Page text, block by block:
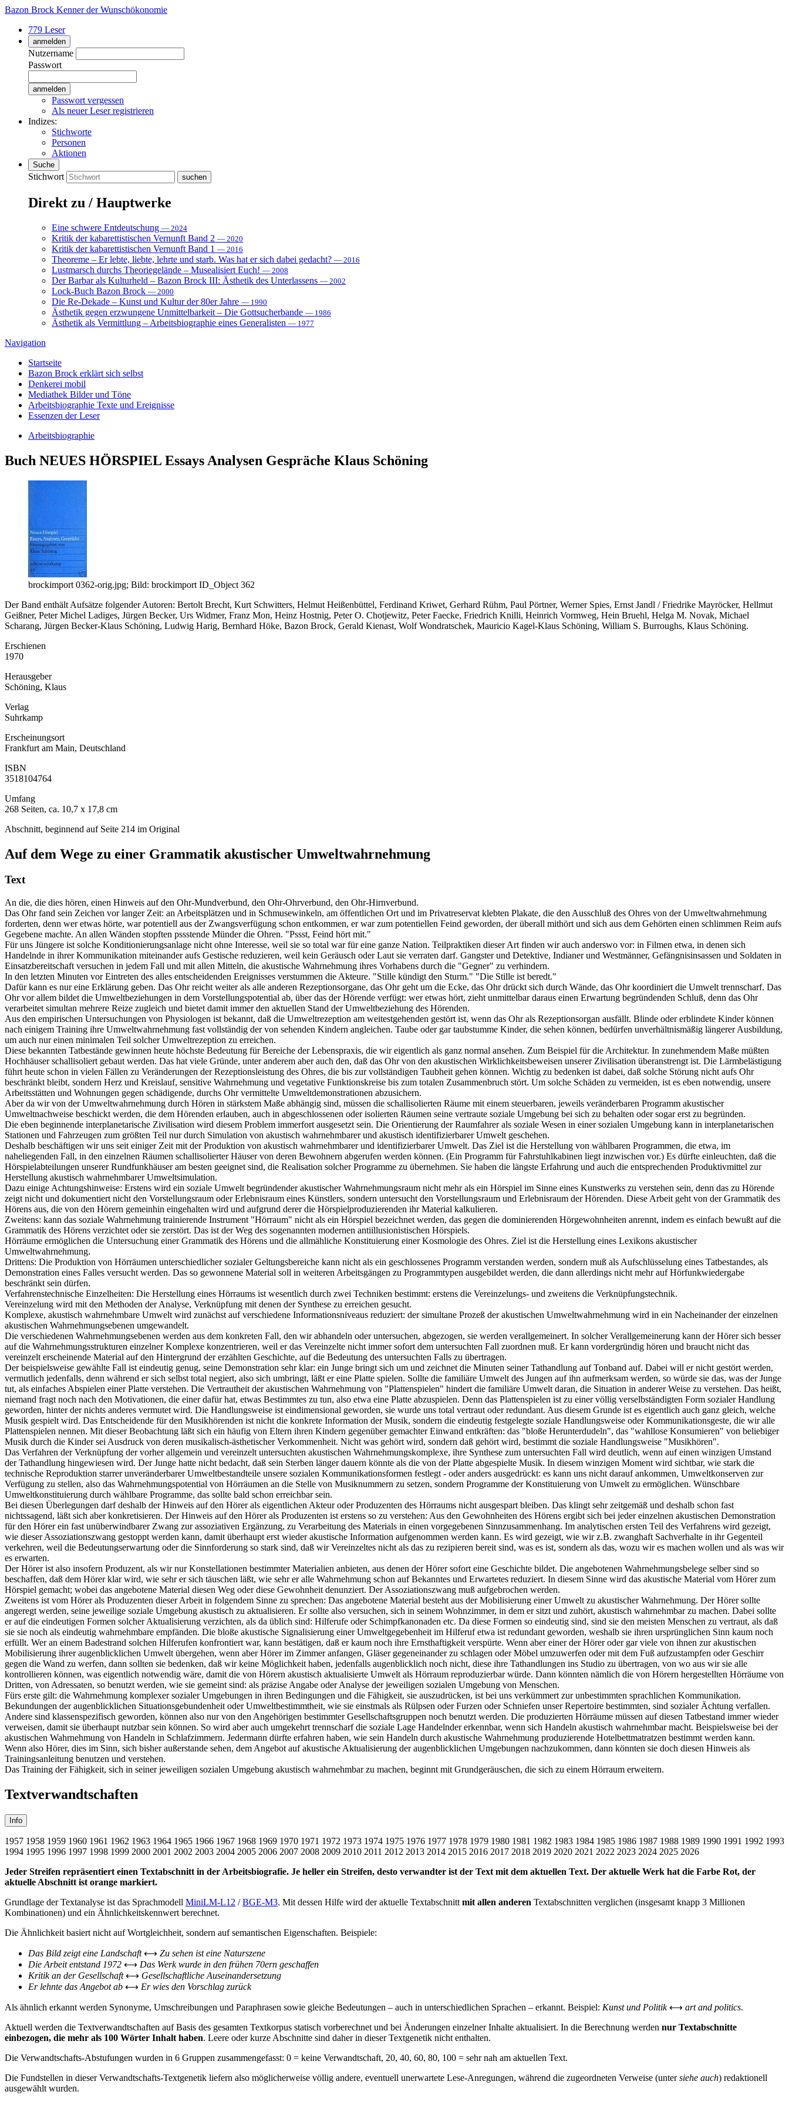
Bazon Brock Kenner der Wunschökonomie
779 Leser
anmelden
Nutzername
Passwort
Passwort vergessen
Als neuer Leser registrieren
Indizes:
Stichworte
Personen
Aktionen
Suche
Stichwort
Direkt zu / Hauptwerke
Eine schwere Entdeutschung — 2024
Kritik der kabarettistischen Vernunft Band 2 — 2020
Kritik der kabarettistischen Vernunft Band 1 — 2016
Theoreme – Er lebte, liebte, lehrte und starb. Was hat er sich dabei gedacht? — 2016
Lustmarsch durchs Theoriegelände – Musealisiert Euch! — 2008
Der Barbar als Kulturheld – Bazon Brock III: Ästhetik des Unterlassens — 2002
Lock-Buch Bazon Brock — 2000
Die Re-Dekade – Kunst und Kultur der 80er Jahre — 1990
Ästhetik gegen erzwungene Unmittelbarkeit – Die Gottsucherbande — 1986
Ästhetik als Vermittlung – Arbeitsbiographie eines Generalisten — 1977
Navigation
Startseite
Bazon Brock erklärt sich selbst
Denkerei mobil
Mediathek Bilder und Töne
Arbeitsbiographie Texte und Ereignisse
Essenzen der Leser
Arbeitsbiographie
Buch NEUES HÖRSPIEL Essays Analysen Gespräche Klaus Schöning
brockimport 0362-orig.jpg; Bild: brockimport ID_Object 362
Der Band enthält Aufsätze folgender Autoren: Bertolt Brecht, Kurt Schwitters, Helmut Heißenbüttel, Ferdinand Kriwet, Gerhard Rühm, Paul Pörtner, Werner Spies, Ernst Jandl / Friedrike Mayröcker, Hellmut
Geißner, Peter Michel Ladiges, Jürgen Becker, Urs Widmer, Franz Mon, Heinz Hostnig, Peter O. Chotjewitz, Peter Faecke, Friedrich Knilli, Heinrich Vormweg, Hein Bruehl, Helga M. Novak, Michael
Scharang, Jürgen Becker-Klaus Schöning, Ludwig Harig, Bernhard Höke, Bazon Brock, Gerald Kienast, Wolf Wondratschek, Mauricio Kagel-Klaus Schöning, William S. Burroughs, Klaus Schöning.
Erschienen
1970
Herausgeber
Schöning, Klaus
Verlag
Suhrkamp
Erscheinungsort
Frankfurt am Main, Deutschland
ISBN
3518104764
Umfang
268 Seiten, ca. 10,7 x 17,8 cm
Abschnitt, beginnend auf Seite 214 im Original
Auf dem Wege zu einer Grammatik akustischer Umweltwahrnehmung
Text
An die, die dies hören, einen Hinweis auf den Ohr-Mundverbund, den Ohr-Ohrverbund, den Ohr-Hirnverbund.
Das Ohr fand sein Zeichen vor langer Zeit: an Arbeitsplätzen und in Schmusewinkeln, am öffentlichen Ort und im Privatreservat klebten Plakate, die den Ausschluß des Ohres von der Umweltwahrnehmung
forderten, denn wer etwas hörte, war potentiell aus der Zwangsverfügung schon entkommen, er war zum potentiellen Feind geworden, der überall mithört und sich aus dem Gehörten einen schlimmen Reim aufs
Gegebene machte. An allen Wänden stopften pssstende Münder die Ohren. "Pssst, Feind hört mit."
Für uns Jüngere ist solche Konditionierungsanlage nicht ohne Interesse, weil sie so total war für eine ganze Nation. Teilpraktiken dieser Art finden wir auch anderswo vor: in Filmen etwa, in denen sich
Handelnde in ihrer Kommunikation miteinander aufs Gestische reduzieren, weil kein Geräusch oder Laut sie verraten darf. Gangster und Detektive, Indianer und Westmänner, Gefängnisinsassen und Soldaten in
Einsatzbereitschaft versuchen in jedem Fall und mit allen Mitteln, die akustische Wahrnehmung ihres Vorhabens durch die "Gegner" zu verhindern.
In den letzten Minuten vor Eintreten des alles entscheidenden Ereignisses verstummen die Akteure. "Stille kündigt den Sturm." "Die Stille ist beredt."
Dafür kann es nur eine Erklärung geben. Das Ohr reicht weiter als alle anderen Rezeptionsorgane, das Ohr geht um die Ecke, das Ohr drückt sich durch Wände, das Ohr koordiniert die Umwelt trennscharf. Das
Ohr vor allem bildet die Umweltbeziehungen in dem Vorstellungspotential ab, über das der Hörende verfügt: wer etwas hört, zieht unmittelbar daraus einen Erwartung begründenden Schluß, denn das Ohr
verarbeitet simultan mehrere Reize zugleich und bietet damit immer den aktuellen Stand der Umweltbeziehung des Hörenden.
Aus den empirischen Untersuchungen von Physiologen ist bekannt, daß die Umweltrezeption am weitestgehenden gestört ist, wenn das Ohr als Rezeptionsorgan ausfällt. Blinde oder erblindete Kinder können
nach einigem Training ihre Umweltwahrnehmung fast vollständig der von sehenden Kindern angleichen. Taube oder gar taubstumme Kinder, die sehen können, bedürfen unverhältnismäßig längerer Ausbildung,
um auch nur einen minimalen Teil solcher Umweltrezeption zu erreichen.
Diese bekannten Tatbestände gewinnen heute höchste Bedeutung für Bereiche der Lebenspraxis, die wir eigentlich als ganz normal ansehen. Zum Beispiel für die Architektur. In zunehmendem Maße müßten
Hochhäuser schallisoliert gebaut werden. Das hat viele Gründe, unter anderem aber auch den, daß das Ohr von den akustischen Wirklichkeitsbeweisen unserer Zivilisation überanstrengt ist. Die Lärmbelästigung
führt heute schon in vielen Fällen zu Veränderungen der Rezeptionsleistung des Ohres, die bis zur vollständigen Taubheit gehen können. Wichtig zu bedenken ist dabei, daß solche Störung nicht aufs Ohr
beschränkt bleibt, sondern Herz und Kreislauf, sensitive Wahrnehmung und vegetative Funktionskreise bis zum totalen Zusammenbruch stört. Um solche Schäden zu vermeiden, ist es eben notwendig, unsere
Arbeitsstätten und Wohnungen gegen schädigende, durchs Ohr vermittelte Umweltdemonstrationen abzusichern.
Aber da wir von der Umweltwahrnehmung durch Hören in stärkstem Maße abhängig sind, müssen die schallisolierten Räume mit einem steuerbaren, jeweils veränderbaren Programm akustischer
Umweltnachweise beschickt werden, die dem Hörenden erlauben, auch in abgeschlossenen oder isolierten Räumen seine vertraute soziale Umgebung bei sich zu behalten oder sogar erst zu begründen.
Die eben beginnende interplanetarische Zivilisation wird diesem Problem immerfort ausgesetzt sein. Die Orientierung der Raumfahrer als soziale Wesen in einer sozialen Umgebung kann in interplanetarischen
Stationen und Fahrzeugen zum größten Teil nur durch Simulation von akustisch wahrnehmbarer und akustisch identifizierbarer Umwelt geschehen.
Deshalb beschäftigen wir uns seit einiger Zeit mit der Produktion von akustisch wahrnehmbarer und identifizierbarer Umwelt. Das Ziel ist die Herstellung von wählbaren Programmen, die etwa, im
naheliegenden Fall, in den einzelnen Räumen schallisolierter Häuser von deren Bewohnern abgerufen werden können. (Ein Programm für Fahrstuhlkabinen liegt inzwischen vor.) Es dürfte einleuchten, daß die
Hörspielabteilungen unserer Rundfunkhäuser am besten geeignet sind, die Realisation solcher Programme zu übernehmen. Sie haben die längste Erfahrung und auch die entsprechenden Produktivmittel zur
Herstellung akustisch wahrnehmbarer Umweltsimulation.
Dazu einige Achtungshinweise: Erstens wird ein soziale Umwelt begründender akustischer Wahrnehmungsraum nicht mehr als ein Hörspiel im Sinne eines Kunstwerks zu verstehen sein, denn das zu Hörende
zeigt nicht und dokumentiert nicht den Vorstellungsraum oder Erlebnisraum eines Künstlers, sondern untersucht den Vorstellungsraum und Erlebnisraum der Hörenden. Diese Arbeit geht von der Grammatik des
Hörens aus, die von den Hörern gemeinhin eingehalten wird und aufgrund derer die Hörspielproduzierenden ihr Material kalkulieren.
Zweitens: kann das soziale Wahrnehmung trainierende Instrument "Hörraum" nicht als ein Hörspiel bezeichnet werden, das gegen die dominierenden Hörgewohnheiten anrennt, indem es einfach bewußt auf die
Grammatik des Hörens verzichtet oder sie zerstört. Das ist der Weg des sogenannten modernen antiillusionistischen Hörspiels.
Hörräume ermöglichen die Untersuchung einer Grammatik des Hörens und die allmähliche Konstituierung einer Kosmologie des Ohres. Ziel ist die Herstellung eines Lexikons akustischer
Umweltwahrnehmung.
Drittens: Die Produktion von Hörräumen unterschiedlicher sozialer Geltungsbereiche kann nicht als ein geschlossenes Programm verstanden werden, sondern muß als Aufschlüsselung eines Tatbestandes, als
Demonstration eines Falles versucht werden. Das so gewonnene Material soll in weiteren Arbeitsgängen zu Programmtypen ausgebildet werden, die dann allerdings nicht mehr auf Hörfunkwiedergabe
beschränkt sein dürfen.
Verfahrenstechnische Einzelheiten: Die Herstellung eines Hörraums ist wesentlich durch zwei Techniken bestimmt: erstens die Vereinzelungs- und zweitens die Verknüpfungstechnik.
Vereinzelung wird mit den Methoden der Analyse, Verknüpfung mit denen der Synthese zu erreichen gesucht.
Komplexe, akustisch wahrnehmbare Umwelt wird zunächst auf verschiedene Informationsniveaus reduziert: der simultane Prozeß der akustischen Umweltwahrnehmung wird in ein Nacheinander der einzelnen
akustischen Wahrnehmungsebenen umgewandelt.
Die verschiedenen Wahrnehmungsebenen werden aus dem konkreten Fall, den wir abhandeln oder untersuchen, abgezogen, sie werden verallgemeinert. In solcher Verallgemeinerung kann der Hörer sich besser
auf die Wahrnehmungsstrukturen einzelner Komplexe konzentrieren, weil er das Vereinzelte nicht immer sofort dem untersuchten Fall zuordnen muß. Er kann vordergründig hören und braucht nicht das
vereinzelt erscheinende Material auf den Hintergrund der erzählten Geschichte, auf die Bedeutung des untersuchten Falls zu übertragen.
Der beispielsweise gewählte Fall ist eindeutig genug, seine Demonstration sehr klar: ein Junge bringt sich um und zeichnet die Minuten seiner Tathandlung auf Tonband auf. Dabei will er nicht gestört werden,
vermutlich jedenfalls, denn während er sich selbst total negiert, also sich umbringt, läßt er eine Platte spielen. Sollte die familiäre Umwelt des Jungen auf ihn aufmerksam werden, so würde sie das, was der Junge
tut, als einfaches Abspielen einer Platte verstehen. Die Vertrautheit der akustischen Wahrnehmung von "Plattenspielen" hindert die familiäre Umwelt daran, die Situation in anderer Weise zu verstehen. Das heißt,
niemand fragt noch nach den Motivationen, die einer dafür hat, etwas Bestimmtes zu tun, also etwa eine Platte abzuspielen. Denn das Plattenspielen ist zu einer völlig verselbständigten Form sozialer Handlung
geworden, hinter der nichts anderes vermutet wird. Die Handlungsweise ist eindimensional geworden, sie wurde uns total vertraut oder redundant. Aus diesem Grunde ist es eigentlich auch ganz gleich, welche
Musik gespielt wird. Das Entscheidende für den Musikhörenden ist nicht die konkrete Information der Musik, sondern die eindeutig festgelegte soziale Handlungsweise oder Kommunikationsgeste, die wir alle
Plattenspielen nennen. Mit dieser Beobachtung läßt sich ein häufig von Eltern ihren Kindern gegenüber gemachter Einwand entkräften: das "bloße Herunterdudeln", das "wahllose Konsumieren" von beliebiger
Musik durch die Kinder sei Ausdruck von deren musikalisch-ästhetischer Verkommenheit. Nicht was gehört wird, sondern daß gehört wird, bestimmt die soziale Handlungsweise "Musikhören".
Das Verfahren der Verknüpfung der vorher allgemein und vereinzelt untersuchten akustischen Wahrnehmungskomplexe, ihre Synthese zum untersuchten Fall wird deutlich, wenn auf einen winzigen Umstand
der Tathandlung hingewiesen wird. Der Junge hatte nicht bedacht, daß sein Sterben länger dauern könnte als die von der Platte abgespielte Musik. In diesem winzigen Moment wird sichtbar, wie stark die
technische Reproduktion starrer unveränderbarer Umweltbestandteile unsere sozialen Kommunikationsformen festlegt - oder anders ausgedrückt: es kann uns nicht darauf ankommen, Umweltkonserven zur
Verfügung zu stellen, also das Wahrnehmungspotential von Hörräumen an die Stelle von Musiknummern zu setzen, sondern Programme der Konstituierung von Umwelt zu ermöglichen. Wünschbare
Umweltkonstituierung durch wählbare Programme, das sollte bald schon erreichbar sein.
Bei diesen Überlegungen darf deshalb der Hinweis auf den Hörer als eigentlichen Akteur oder Produzenten des Hörraums nicht ausgespart bleiben. Das klingt sehr zeitgemäß und deshalb schon fast
nichtssagend, läßt sich aber konkretisieren. Der Hinweis auf den Hörer als Produzenten ist erstens so zu verstehen: Aus den Gewohnheiten des Hörens ergibt sich bei jeder einzelnen akustischen Demonstration
für den Hörer ein fast unüberwindbarer Zwang zur assoziativen Ergänzung, zu Verarbeitung des Materials in einen vorgegebenen Sinnzusammenhang. Im analytischen ersten Teil des Verfahrens wird gezeigt,
wie dieser Assoziationszwang gestoppt werden kann, damit überhaupt erst wieder akustische Information aufgenommen werden kann. Es wird gezeigt, wie wir z.B. zwanghaft Sachverhalte in ihr Gegenteil
verkehren, weil die Bedeutungserwartung oder die Sinnforderung so stark sind, daß wir Vereinzeltes nicht als das zu rezipieren bereit sind, was es ist, sondern als das, wozu wir es machen wollen und als was wir
es erwarten.
Der Hörer ist also insofern Produzent, als wir nur Konstellationen bestimmter Materialien anbieten, aus denen der Hörer sofort eine Geschichte bildet. Die angebotenen Wahrnehmungsbelege selber sind so
beschaffen, daß dem Hörer klar wird, wie sehr er sich täuschen läßt, wie sehr er alle Wahrnehmung schon auf Bekanntes und Erwartetes reduziert. In diesem Sinne wird das akustische Material vom Hörer zum
Hörspiel gemacht; wobei das angebotene Material diesen Weg oder diese Gewohnheit denunziert. Der Assoziationszwang muß aufgebrochen werden.
Zweitens ist vom Hörer als Produzenten dieser Arbeit in folgendem Sinne zu sprechen: Das angebotene Material besteht aus der Mobilisierung einer Umwelt zu akustischer Wahrnehmung. Der Hörer sollte
angeregt werden, seine jeweilige soziale Umgebung akustisch zu aktualisieren. Er sollte also versuchen, sich in seinem Wohnzimmer, in dem er sitzt und zuhört, akustisch wahrnehmbar zu machen. Dabei sollte
er auf die eindeutigen Formen solcher Aktualisierung verzichten, als da üblich sind: Hilferufe oder Schimpfkanonaden etc. Da diese Formen so eindeutig sind, sind sie den meisten Menschen zu vertraut, als daß
sie sie noch als eindeutig wahrnehmbare empfänden. Die bloße akustische Signalisierung einer Umweltgegebenheit im Hilferuf etwa ist redundant geworden, weshalb sie ihren ursprünglichen Sinn kaum noch
erfüllt. Wer an einem Badestrand solchen Hilferufen konfrontiert war, kann bestätigen, daß er kaum noch ihre Ernsthaftigkeit verspürte. Wenn aber einer der Hörer oder gar viele von ihnen zur akustischen
Mobilisierung ihrer augenblicklichen Umwelt übergehen, wenn aber Hörer im Zimmer anfangen, Gläser gegeneinander zu schlagen oder Möbel umzuwerfen oder mit dem Fuß aufzustampfen oder Geschirr
gegen die Wand zu werfen, dann sollten sie bedenken, daß wir keine Möglichkeit haben, jedenfalls augenblicklich noch nicht, diese ihre Tathandlungen ins Studio zu übertragen, von wo aus wir sie alle
kontrollieren können, was eigentlich notwendig wäre, damit die von Hörern akustisch aktualisierte Umwelt als Hörraum reproduzierbar würde. Dann könnten nämlich die von Hörern hergestellten Hörräume von
Dritten, von Adressaten, so benutzt werden, wie sie gemeint sind: als präzise Angabe oder Analyse der jeweiligen sozialen Umgebung von Menschen.
Fürs erste gilt: die Wahrnehmung komplexer sozialer Umgebungen in ihren Bedingungen und die Fähigkeit, sie auszudrücken, ist bei uns verkümmert zur unbestimmten sprachlichen Kommunikation.
Bekundungen der augenblicklichen Situationsgebundenheit oder Umweltbestimmtheit, wie sie einstmals als Rülpsen oder Furzen oder Schniefen unser Repertoire bestimmten, sind sozialer Ächtung verfallen.
Andere sind klassenspezifisch geworden, können also nur von den Angehörigen bestimmter Gesellschaftsgruppen noch benutzt werden. Die produzierten Hörräume müssen auf diesen Tatbestand immer wieder
verweisen, damit sie überhaupt nutzbar sein können. So wird aber auch umgekehrt trennscharf die soziale Lage Handelnder erkennbar, wenn sich Handeln akustisch wahrnehmbar macht. Beispielsweise bei der
akustischen Wahrnehmung von Handeln in Schlafzimmern. Jedermann dürfte erfahren haben, wie sein Handeln durch akustische Wahrnehmung produzierende Hotelbettmatratzen bestimmt werden kann.
Wenn also Hörer, dies im Sinn, sich bisher außerstande sehen, dem Angebot auf akustische Aktualisierung der augenblicklichen Umgebungen nachzukommen, dann könnten sie doch diesen Hinweis als
Trainingsanleitung benutzen und verstehen.
Das Training der Fähigkeit, sich in seiner jeweiligen sozialen Umgebung akustisch wahrnehmbar zu machen, beginnt mit Grundgeräuschen, die sich zu einem Hörraum erweitern.
Textverwandtschaften
Info
1957 1958 1959 1960 1961 1962 1963 1964 1965 1966 1967 1968 1969 1970 1971 1972 1973 1974 1975 1976 1977 1978 1979 1980 1981 1982 1983 1984 1985 1986 1987 1988 1989 1990 1991 1992 1993
1994 1995 1996 1997 1998 1999 2000 2001 2002 2003 2004 2005 2006 2007 2008 2009 2010 2011 2012 2013 2014 2015 2016 2017 2018 2019 2020 2021 2022 2023 2024 2025 2026
Jeder Streifen repräsentiert einen Textabschnitt in der Arbeitsbiografie. Je heller ein Streifen, desto verwandter ist der Text mit dem aktuellen Text. Der aktuelle Werk hat die Farbe Rot, der
aktuelle Abschnitt ist orange markiert.
Grundlage der Textanalyse ist das Sprachmodell MiniLM-L12 /BGE-M3. Mit dessen Hilfe wird der aktuelle Textabschnitt mit allen anderen Textabschnitten verglichen (insgesamt knapp 3 Millionen
Kombinationen) und ein Ähnlichkeitskennwert berechnet.
Die Ähnlichkeit basiert nicht auf Wortgleichheit, sondern auf semantischen Eigenschaften. Beispiele:
Das Bild zeigt eine Landschaft⟷ Zu sehen ist eine Naturszene
Die Arbeit entstand 1972 ⟷ Das Werk wurde in den frühen 70ern geschaffen
Kritik an der Gesellschaft⟷ Gesellschaftliche Auseinandersetzung
Er lehnte das Angebot ab ⟷ Er wies den Vorschlag zurück
Als ähnlich erkannt werden Synonyme, Umschreibungen und Paraphrasen sowie gleiche Bedeutungen – auch in unterschiedlichen Sprachen – erkannt. Beispiel: Kunst und Politik⟷ art and politics.
Aktuell werden die Textverwandtschaften auf Basis des gesamten Textkorpus statisch vorberechnet und bei Änderungen einzelner Inhalte aktualisiert. In die Berechnung werden nur Textabschnitte
einbezogen, die mehr als 100 Wörter Inhalt haben. Leere oder kurze Abschnitte sind daher in dieser Textgenetik nicht enthalten.
Die Verwandtschafts-Abstufungen wurden in 6 Gruppen zusammengefasst: 0 = keine Verwandtschaft, 20, 40, 60, 80, 100 = sehr nah am aktuellen Text.
Die Fundstellen in dieser Verwandtschafts-Textgenetik liefern also möglicherweise völlig andere, eventuell unerwartete Lese-Anregungen, während die zugeordneten Verweise (untersiehe auch) redaktionell
ausgewählt wurden.